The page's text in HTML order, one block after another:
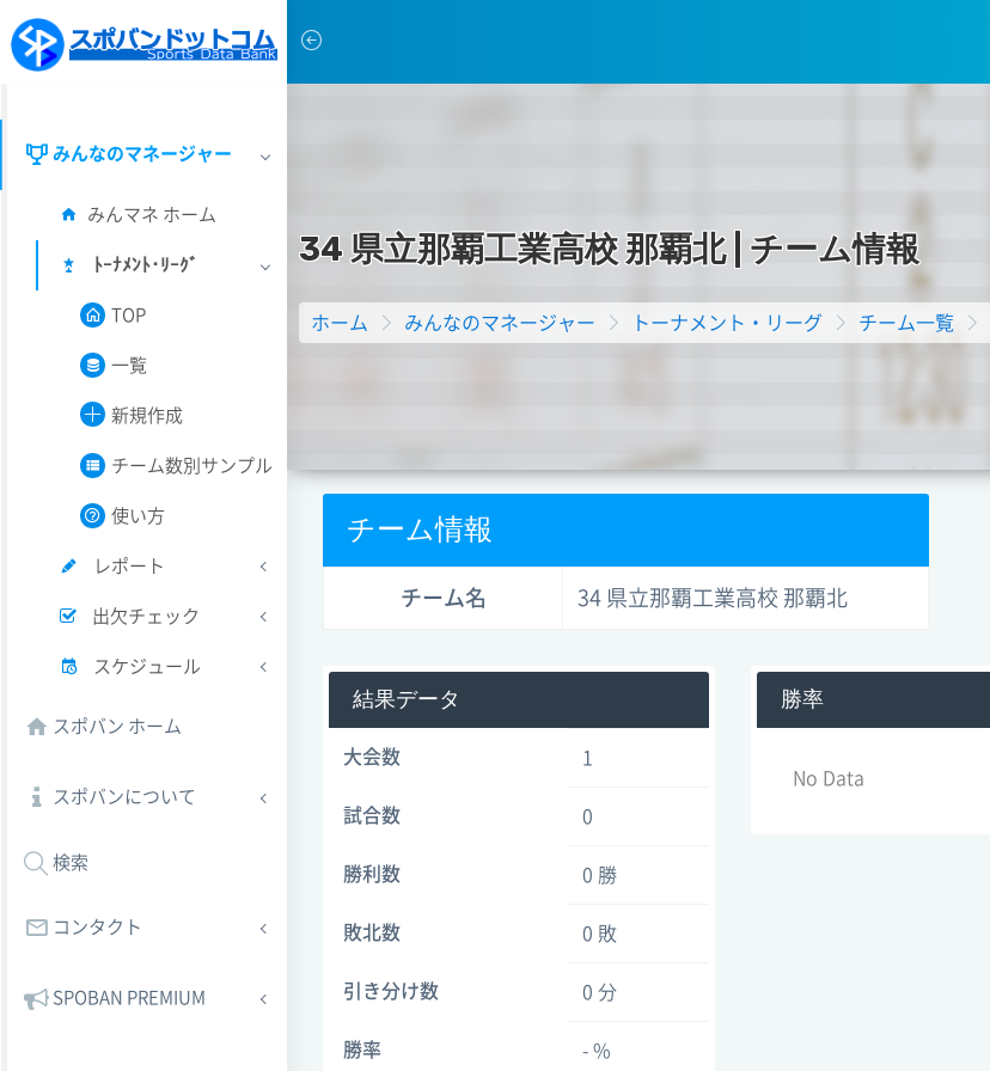
みんなのマネージャー
みんマネ ホーム
ﾄｰﾅﾒﾝﾄ･ﾘｰｸﾞ
TOP
一覧
新規作成
チーム数別サンプル
使い方
レポート
出欠チェック
スケジュール
スポバン ホーム
スポバンについて
検索
コンタクト
SPOBAN PREMIUM
34県立那覇工業高校那覇北 チーム情報
ホーム みんなのマネージャー トーナメント・リーグ チーム一覧
チーム情報
チーム名 34 県立那覇工業高校 那覇北
結果データ
大会数 1
試合数 0
勝利数 0 勝
敗北数 0 敗
引き分け数 0 分
勝率 - %
勝率
No Data